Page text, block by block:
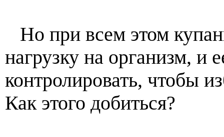
Но при всем этом
нагрузку на организм, и
контролировать, чтобы
Как этого добиться?